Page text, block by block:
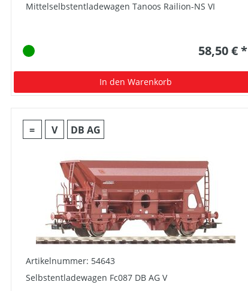
Mittelselbstentladewagen Tanoos Railion-NS VI
58,50 € *
In den Warenkorb
= V DB AG
Artikelnummer: 54643
Selbstentladewagen Fc087 DB AG V